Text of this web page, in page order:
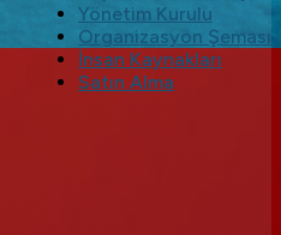
Yönetim Kurulu
Organizasyon Şeması
İnsan Kaynakları
Satın Alma